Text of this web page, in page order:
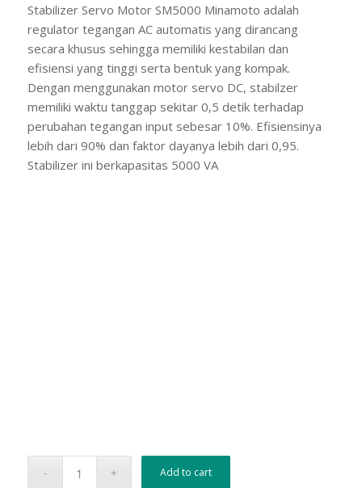
was:
Rp3,600,000.00.
is:
Rp3,140,000.00.
Stabilizer Servo Motor SM5000 Minamoto adalah
regulator tegangan AC automatis yang dirancang
secara khusus sehingga memiliki kestabilan dan
efisiensi yang tinggi serta bentuk yang kompak.
Dengan menggunakan motor servo DC, stabilzer
memiliki waktu tanggap sekitar 0,5 detik terhadap
perubahan tegangan input sebesar 10%. Efisiensinya
lebih dari 90% dan faktor dayanya lebih dari 0,95.
Stabilizer ini berkapasitas 5000 VA
Add to cart